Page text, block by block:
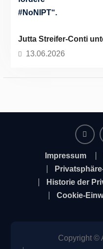
Jutta Streifer-Conti
13.06.2026
Impressum
Historie der
Cookie-
Copyright ©